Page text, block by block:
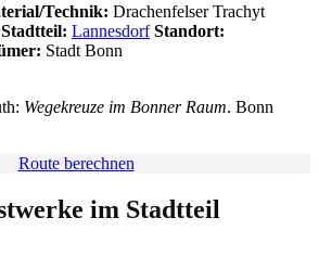
Technik: Drachenfelser Trachyt
Stadtteil: Lannesdorf Standort:
Stadt Bonn
Wegekreuze im Bonner Raum. Bonn
Route berechnen
im Stadtteil